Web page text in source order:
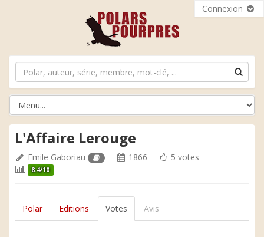
Connexion
L'Affaire Lerouge
Emile Gaboriau 1866 5 votes
8.4/10
Polar Editions Votes Avis